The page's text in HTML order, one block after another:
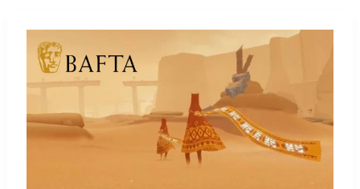
reconocimiento
óptico
de